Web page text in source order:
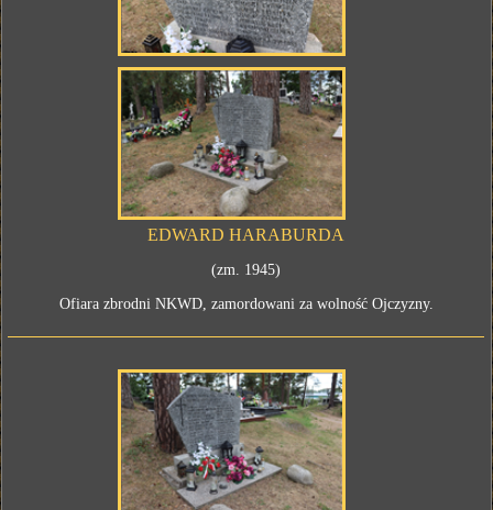
EDWARD HARABURDA
(zm. 1945)
Ofiara zbrodni NKWD, zamordowani za wolność Ojczyzny.